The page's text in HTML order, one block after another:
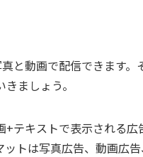
と動画で配信できます
ましょう。
+テキストで表示される
トは写真広告、動画広